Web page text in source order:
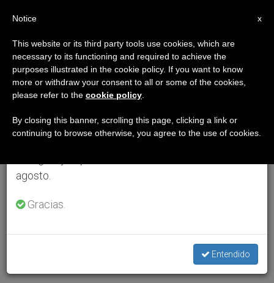
×
Aviso importante
Del 27 de julio al 7 de agosto haremos la pausa
anual, aprovechando que en el periodo de verano
se generan menos informaciones y también el
agosto.
Gracias.
Entendido
x
Notice
This website or its third party tools use cookies, which are
necessary to its functioning and required to achieve the
purposes illustrated in the cookie policy. If you want to know
more or withdraw your consent to all or some of the cookies,
please refer to the cookie policy
By closing this banner, scrolling this page, clicking a link or
continuing to browse otherwise, you agree to the use of cookies.